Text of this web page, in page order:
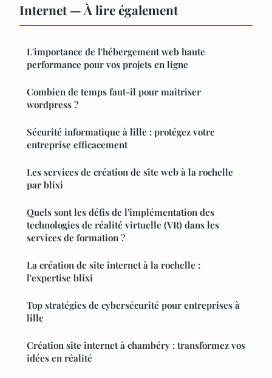
Internet — À lire également
L'importance de l'hébergement web haute
performance pour vos projets en ligne
Combien de temps faut-il pour maîtriser
wordpress ?
Sécurité informatique à lille : protégez votre
entreprise efficacement
Les services de création de site web à la rochelle
par blixi
Quels sont les défis de l'implémentation des
technologies de réalité virtuelle (VR) dans les
services de formation ?
La création de site internet à la rochelle :
l'expertise blixi
Top stratégies de cybersécurité pour entreprises à
lille
Création site internet à chambéry : transformez vos
idées en réalité